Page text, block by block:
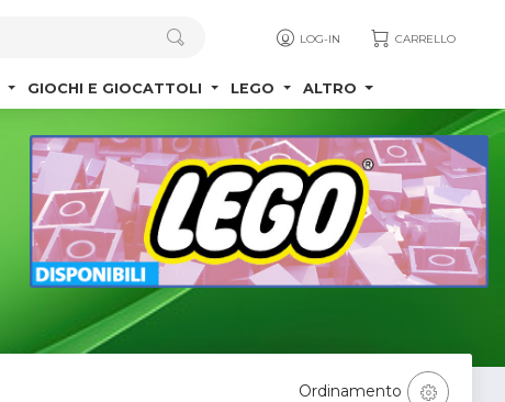
LOG-IN CARRELLO
GIOCHI E GIOCATTOLI LEGO ALTRO
Ordinamento